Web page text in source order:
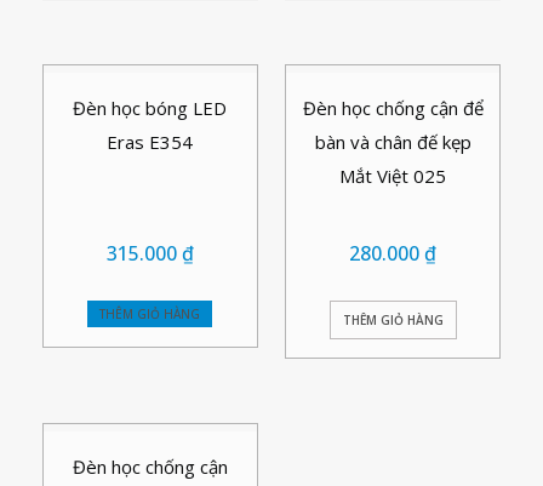
Đèn học bóng LED
Eras E354
315.000₫
THÊM GIỎ HÀNG
Đèn học chống cận để
bàn và chân đế kẹp
Mắt Việt 025
280.000₫
THÊM GIỎ HÀNG
Đèn học chống cận